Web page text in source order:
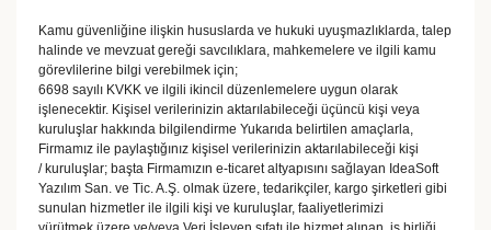
Kamu güvenliğine ilişkin hususlarda ve hukuki uyuşmazlıklarda, talep
halinde ve mevzuat gereği savcılıklara, mahkemelere ve ilgili kamu
görevlilerine bilgi verebilmek için;
6698 sayılı KVKK ve ilgili ikincil düzenlemelere uygun olarak
işlenecektir. Kişisel verilerinizin aktarılabileceği üçüncü kişi veya
kuruluşlar hakkında bilgilendirme Yukarıda belirtilen amaçlarla,
Firmamız ile paylaştığınız kişisel verilerinizin aktarılabileceği kişi
/ kuruluşlar; başta Firmamızın e-ticaret altyapısını sağlayan IdeaSoft
Yazılım San. ve Tic. A.Ş. olmak üzere, tedarikçiler, kargo şirketleri gibi
sunulan hizmetler ile ilgili kişi ve kuruluşlar, faaliyetlerimizi